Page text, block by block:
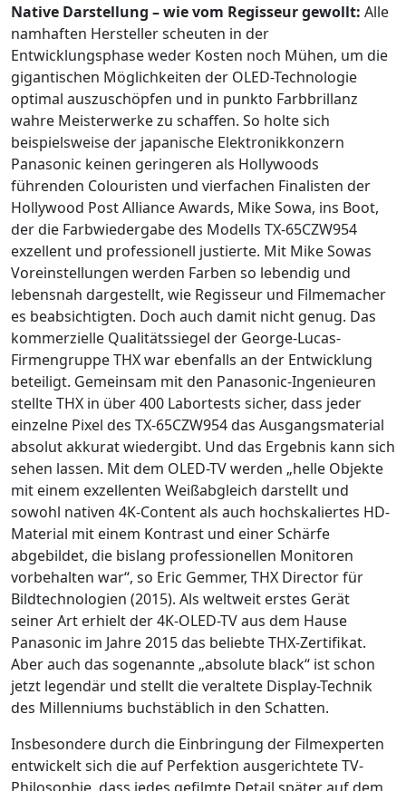
Native Darstellung – wie vom Regisseur gewollt: Alle
namhaften Hersteller scheuten in der
Entwicklungsphase weder Kosten noch Mühen, um die
gigantischen Möglichkeiten der OLED-Technologie
optimal auszuschöpfen und in punkto Farbbrillanz
wahre Meisterwerke zu schaffen. So holte sich
beispielsweise der japanische Elektronikkonzern
Panasonic keinen geringeren als Hollywoods
führenden Colouristen und vierfachen Finalisten der
Hollywood Post Alliance Awards, Mike Sowa, ins Boot,
der die Farbwiedergabe des Modells TX-65CZW954
exzellent und professionell justierte. Mit Mike Sowas
Voreinstellungen werden Farben so lebendig und
lebensnah dargestellt, wie Regisseur und Filmemacher
es beabsichtigten. Doch auch damit nicht genug. Das
kommerzielle Qualitätssiegel der George-Lucas-
Firmengruppe THX war ebenfalls an der Entwicklung
beteiligt. Gemeinsam mit den Panasonic-Ingenieuren
stellte THX in über 400 Labortests sicher, dass jeder
einzelne Pixel des TX-65CZW954 das Ausgangsmaterial
absolut akkurat wiedergibt. Und das Ergebnis kann sich
sehen lassen. Mit dem OLED-TV werden „helle Objekte
mit einem exzellenten Weißabgleich darstellt und
sowohl nativen 4K-Content als auch hochskaliertes HD-
Material mit einem Kontrast und einer Schärfe
abgebildet, die bislang professionellen Monitoren
vorbehalten war“, so Eric Gemmer, THX Director für
Bildtechnologien (2015). Als weltweit erstes Gerät
seiner Art erhielt der 4K-OLED-TV aus dem Hause
Panasonic im Jahre 2015 das beliebte THX-Zertifikat.
Aber auch das sogenannte „absolute black“ ist schon
jetzt legendär und stellt die veraltete Display-Technik
des Millenniums buchstäblich in den Schatten.
Insbesondere durch die Einbringung der Filmexperten
entwickelt sich die auf Perfektion ausgerichtete TV-